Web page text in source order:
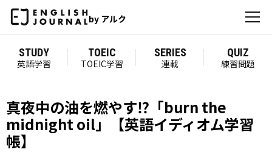
by アルク
STUDY
英語学習
TOEIC
TOEIC学習
SERIES
連載
QUIZ
練習問題
真夜中の油を燃やす⁉「burn the
midnight oil」【英語イディオム学習
帳】